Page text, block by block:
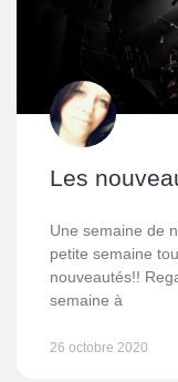
Les
Une semaine de
petite semaine
nouveautés!!
semaine à
26 octobre 2020